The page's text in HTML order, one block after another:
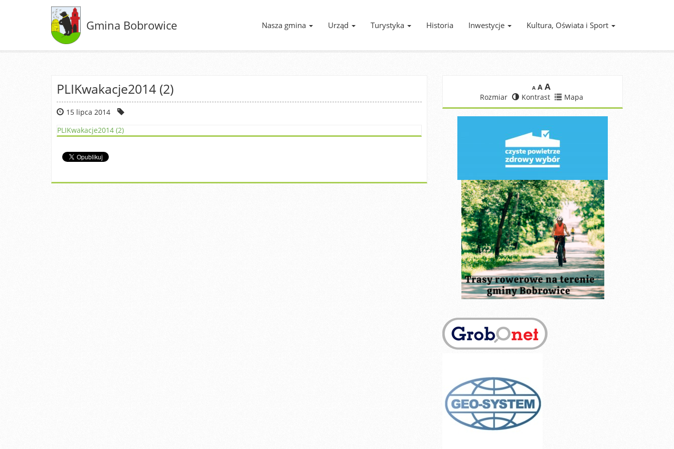
Gmina Bobrowice Nasza gmina Urząd Turystyka Historia Inwestycje Kultura, Oświata i Sport
PLIKwakacje2014 (2)
15 lipca 2014
PLIKwakacje2014 (2)
A A A
Rozmiar Kontrast Mapa